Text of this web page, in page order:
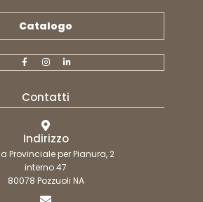
Catalogo
Contatti
Indirizzo
Provinciale per Pianura, 2
interno 47
80078 Pozzuoli NA